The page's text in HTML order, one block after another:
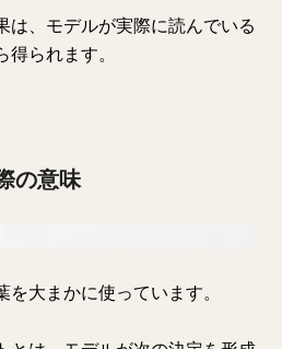
は、モデルが実際に読んでいる
られます。
の意味
大まかに使っています。